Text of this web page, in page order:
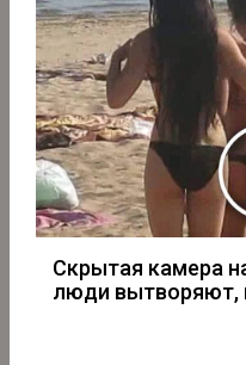
Скрытая камера
люди вытворяют,